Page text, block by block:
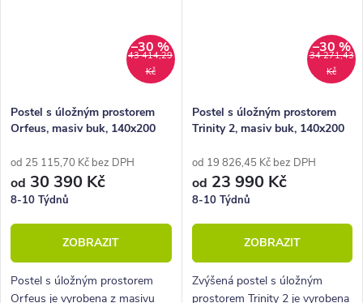
43 414,29
Kč
–30 %
Postel s úložným prostorem
Orfeus, masiv buk, 140x200
od 25 115,70 Kč bez DPH
od 30 390 Kč
8-10 Týdnů
ZOBRAZIT
Postel s úložným prostorem
Orfeus je vyrobena z masivu
34 271,43
Kč
–30 %
Postel s úložným prostorem
Trinity 2, masiv buk, 140x200
od 19 826,45 Kč bez DPH
od 23 990 Kč
8-10 Týdnů
ZOBRAZIT
Zvýšená postel s úložným
prostorem Trinity 2 je vyrobena